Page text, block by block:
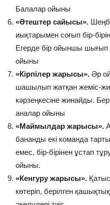
Балалар ойыны
«Әтештер сайысы».
иықтарымен соғып бір-
Егерде бір ойыншы шығып
ойыны
«Кірпілер жарысы». Әр
шашылып жатқан жеміс-
кәрзеңкесіне жинайды.
аналар ойыны
«Маймылдар жарысы».
бананды екі команда
емес, бір-бірінен ұстап
ойыны.
«Кенгуру жарысы».
көтеріп, берілген